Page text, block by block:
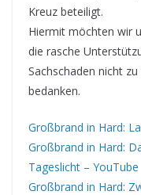
Kreuz beteiligt.
Hiermit möchten wir
die rasche
Sachschaden nicht
bedanken.
Großbrand in Hard:
Großbrand in Hard:
Tageslicht – YouTube
Großbrand in Hard: